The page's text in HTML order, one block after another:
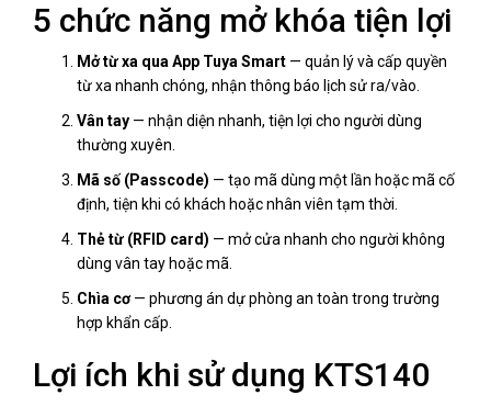
5 chức năng mở khóa tiện lợi
Mở từ xa qua App Tuya Smart — quản lý và cấp quyền
từ xa nhanh chóng, nhận thông báo lịch sử ra/vào.
Vân tay — nhận diện nhanh, tiện lợi cho người dùng
thường xuyên.
Mã số (Passcode) — tạo mã dùng một lần hoặc mã cố
định, tiện khi có khách hoặc nhân viên tạm thời.
Thẻ từ (RFID card) — mở cửa nhanh cho người không
dùng vân tay hoặc mã.
Chìa cơ— phương án dự phòng an toàn trong trường
hợp khẩn cấp.
Lợi ích khi sử dụng KTS140